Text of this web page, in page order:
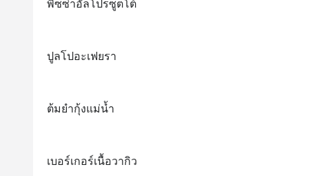
พิซซ่าอัลโปรซูตโต้
ปูลโปอะเฟยรา
ต้มยำกุ้งแม่น้ำ
เบอร์เกอร์เนื้อวากิว